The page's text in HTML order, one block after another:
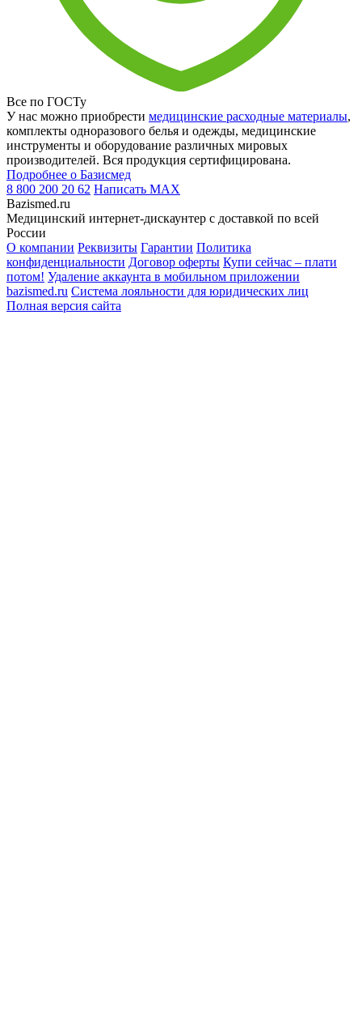
Все по ГОСТу
У нас можно приобрести медицинские расходные материалы,
комплекты одноразового белья и одежды, медицинские
инструменты и оборудование различных мировых
производителей. Вся продукция сертифицирована.
Подробнее о Базисмед
8 800 200 20 62 Написать MAX
Bazismed.ru
Медицинский интернет-дискаунтер с доставкой по всей
России
О компании Реквизиты Гарантии Политика
конфиденциальности Договор оферты Купи сейчас – плати
потом! Удаление аккаунта в мобильном приложении
bazismed.ru Система лояльности для юридических лиц
Полная версия сайта